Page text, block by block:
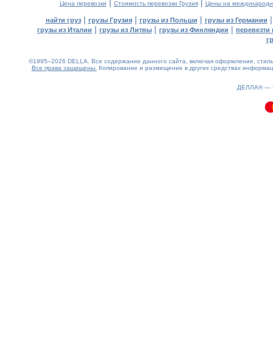
Цена перевозки Стоимость перевозки Грузия| Цены на
найти груз| грузы Грузия| грузы из Польши | грузы из Германии
грузы из Италии | грузы из Литвы | грузы из Финляндии | перевезти
©1995–2026 DELLA. Все содержание данного сайта, включая оформление,
Все права защищены. Копирование и размещение в других средствах
ДЕЛЛА® —